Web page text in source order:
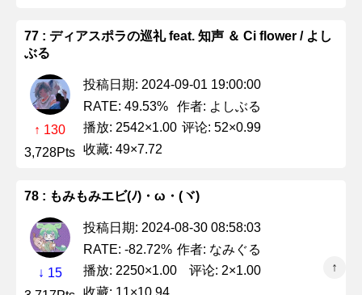
77 : ディアスポラの巡礼 feat. 知声 ＆ Ci flower / よし
ぶる
↑ 130
3,728Pts
投稿日期: 2024-09-01 19:00:00
RATE: 49.53%
作者: よしぶる
播放: 2542×1.00 评论: 52×0.99
收藏: 49×7.72
78 : もみもみエビ(ﾉ)・ω・(ヾ)
↓ 15
投稿日期: 2024-08-30 08:58:03
RATE: -82.72% 作者: なみぐる
播放: 2250×1.00
评论: 2×1.00
收藏: 11×10.94
↑